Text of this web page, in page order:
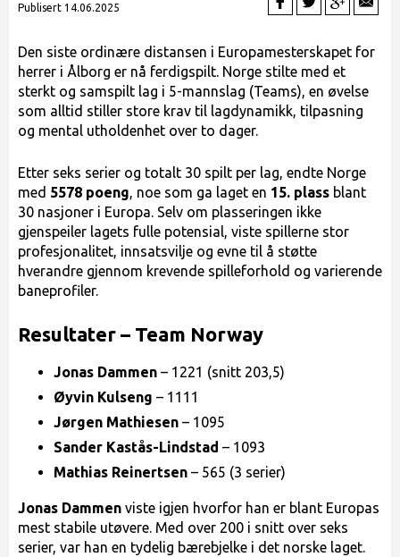
Publisert 14.06.2025
Den siste ordinære distansen i Europamesterskapet for
herrer i Ålborg er nå ferdigspilt. Norge stilte med et
sterkt og samspilt lag i 5-mannslag (Teams), en øvelse
som alltid stiller store krav til lagdynamikk, tilpasning
og mental utholdenhet over to dager.
Etter seks serier og totalt 30 spilt per lag, endte Norge
med 5578 poeng, noe som ga laget en 15. plass blant
30 nasjoner i Europa. Selv om plasseringen ikke
gjenspeiler lagets fulle potensial, viste spillerne stor
profesjonalitet, innsatsvilje og evne til å støtte
hverandre gjennom krevende spilleforhold og varierende
baneprofiler.
Resultater – Team Norway
Jonas Dammen – 1221 (snitt 203,5)
Øyvin Kulseng – 1111
Jørgen Mathiesen – 1095
Sander Kastås-Lindstad – 1093
Mathias Reinertsen – 565 (3 serier)
Jonas Dammen viste igjen hvorfor han er blant Europas
mest stabile utøvere. Med over 200 i snitt over seks
serier, var han en tydelig bærebjelke i det norske laget.